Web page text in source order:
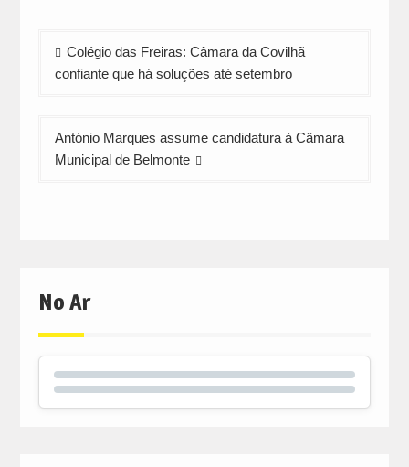
Navegação
de
Colégio das Freiras: Câmara da Covilhã
confiante que há soluções até setembro
António Marques assume candidatura à Câmara
Municipal de Belmonte
No Ar